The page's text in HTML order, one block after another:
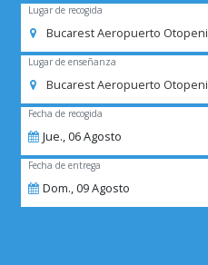
Lugar de recogida
Bucarest Aeropuerto Otopeni
Lugar de enseñanza
Bucarest Aeropuerto Otopeni
Fecha de recogida
Jue.,06Agosto
Fecha de entrega
Dom.,09Agosto